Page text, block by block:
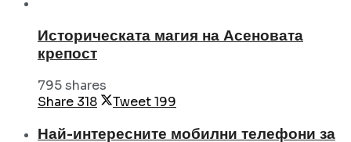
Историческата магия на Асеновата
крепост
795 shares
Share 318 Tweet199
Най-интересните мобилни телефони за